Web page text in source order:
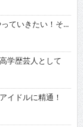
ていきたい！そ...
学歴芸人として
イドルに精通！